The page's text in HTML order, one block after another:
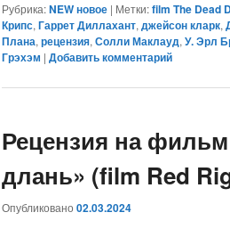
Рубрика: NEW новое | Метки: film The Dead
Крипс,Гаррет Диллахант,джейсон кларк,
Плана,рецензия,Солли Маклауд,У. Эрл
Грэхэм |Добавить комментарий
Рецензия на
длань» (film Red
Опубликовано02.03.2024